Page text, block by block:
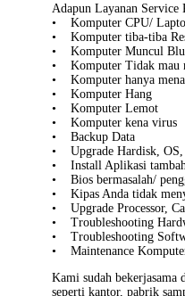
Adapun Layanan
• Komputer CPU/
• Komputer tiba-tiba
• Komputer Muncul
• Komputer Tidak mau
• Komputer hanya
• Komputer Hang
• Komputer Lemot
• Komputer kena virus
• Backup Data
• Upgrade Hardisk,
• Install Aplikasi
• Bios bermasalah/
• Kipas Anda tidak
• Upgrade Processor,
• Troubleshooting
• Troubleshooting
• Maintenance
Kami sudah bekerjasama
seperti kantor, pabrik